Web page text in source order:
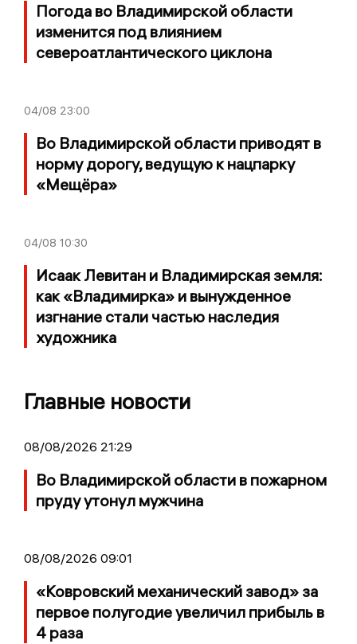
Погода во Владимирской области
изменится под влиянием
североатлантического циклона
04/08 23:00
Во Владимирской области приводят в
норму дорогу, ведущую к нацпарку
«Мещёра»
04/08 10:30
Исаак Левитан и Владимирская земля:
как «Владимирка» и вынужденное
изгнание стали частью наследия
художника
Главные новости
08/08/2026 21:29
Во Владимирской области в пожарном
пруду утонул мужчина
08/08/2026 09:01
«Ковровский механический завод» за
первое полугодие увеличил прибыль в
4 раза